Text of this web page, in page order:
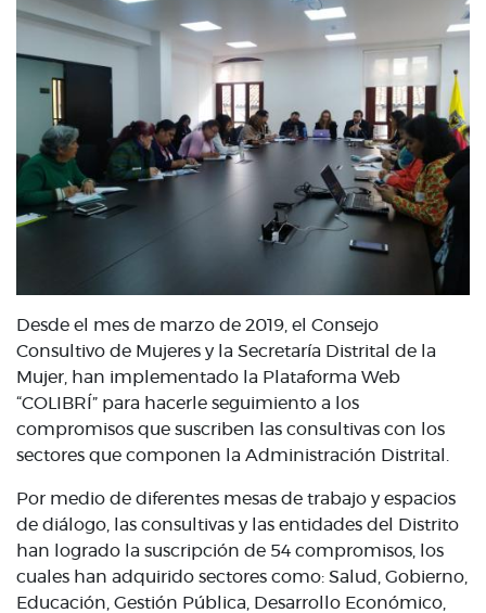
Desde el mes de marzo de 2019, el Consejo
Consultivo de Mujeres y la Secretaría Distrital de la
Mujer, han implementado la Plataforma Web
“COLIBRÍ” para hacerle seguimiento a los
compromisos que suscriben las consultivas con los
sectores que componen la Administración Distrital.
Por medio de diferentes mesas de trabajo y espacios
de diálogo, las consultivas y las entidades del Distrito
han logrado la suscripción de 54 compromisos, los
cuales han adquirido sectores como: Salud, Gobierno,
Educación, Gestión Pública, Desarrollo Económico,